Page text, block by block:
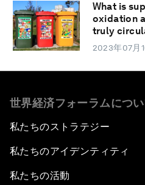
What is
oxidation
truly
2023年07月
世界経済フォーラムにつ
私たちのストラテジー
私たちのアイデンティティ
私たちの活動